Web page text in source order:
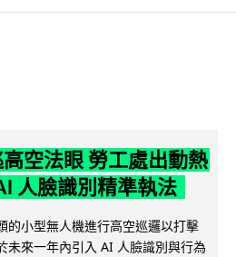
空法眼 勞工處出動熱
人臉識別精準執法
的小型無人機進行高空巡邏以打擊
未來一年內引入 AI 人臉識別與行為